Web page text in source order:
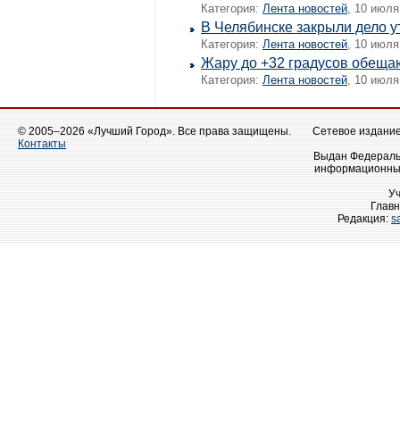
Категория: Лента новостей, 10
В Челябинске закрыли дело
Категория: Лента новостей, 10
Жару до +32 градусов
Категория: Лента новостей, 10
© 2005–2026 «Лучший Город». Все права защищены.
Контакты
Сетевое
Выдан
Редакция: